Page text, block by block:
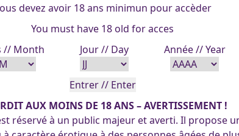
devez avoir 18 ans minimun pour accèder
You must have 18 old for acces
// Month
Jour // Day Année // Year
AUX MOINS DE 18 ANS – AVERTISSEMENT !
réservé à un public majeur et averti. Il propose